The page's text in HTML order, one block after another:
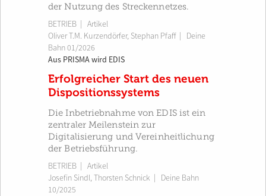
der Nutzung des Streckennetzes.
BETRIEB | Artikel
Oliver T.M. Kurzendörfer, Stephan Pfaff| Deine
Bahn 01/2026
Aus PRISMA wird EDIS
Erfolgreicher Start des neuen
Dispositionssystems
Die Inbetriebnahme von EDIS ist ein
zentraler Meilenstein zur
Digitalisierung und Vereinheitlichung
der Betriebsführung.
BETRIEB | Artikel
Josefin Sindl,Thorsten Schnick
Deine Bahn
10/2025